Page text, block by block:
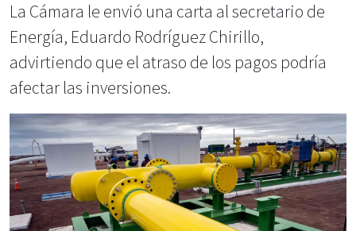
La Cámara le envió una carta al secretario de
Energía, Eduardo Rodríguez Chirillo,
advirtiendo que el atraso de los pagos podría
afectar las inversiones.